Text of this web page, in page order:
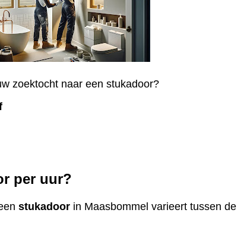
zoektocht naar een stukadoor?
per uur?
stukadoor in Maasbommel varieert tussen de